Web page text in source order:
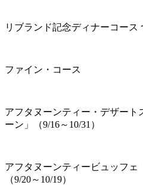
リブランド記念ディナーコース
ファイン・コース
アフタヌーンティー・デザート
ーン」（9/16～10/31）
アフタヌーンティービュッフェ
（9/20～10/19）